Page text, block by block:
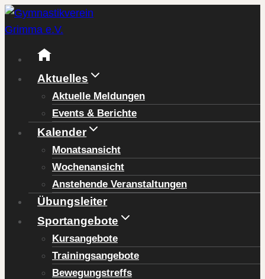
Zum
Inhalt
springen
Aktuelles
Aktuelle Meldungen
Events & Berichte
Kalender
Monatsansicht
Wochenansicht
Anstehende Veranstaltungen
Übungsleiter
Sportangebote
Kursangebote
Trainingsangebote
Bewegungstreffs